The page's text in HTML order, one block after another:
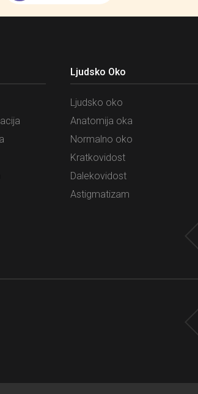
Ljudsko Oko
Ljudsko oko
Anatomija oka
Normalno oko
Kratkovidost
Dalekovidost
Astigmatizam